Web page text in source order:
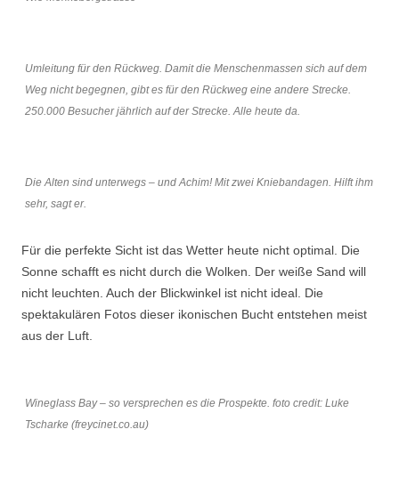
Umleitung für den Rückweg. Damit die Menschenmassen sich auf dem
Weg nicht begegnen, gibt es für den Rückweg eine andere Strecke.
250.000 Besucher jährlich auf der Strecke. Alle heute da.
Die Alten sind unterwegs – und Achim! Mit zwei Kniebandagen. Hilft ihm
sehr, sagt er.
Für die perfekte Sicht ist das Wetter heute nicht optimal. Die
Sonne schafft es nicht durch die Wolken. Der weiße Sand will
nicht leuchten. Auch der Blickwinkel ist nicht ideal. Die
spektakulären Fotos dieser ikonischen Bucht entstehen meist
aus der Luft.
Wineglass Bay – so versprechen es die Prospekte. foto credit: Luke
Tscharke (freycinet.co.au)